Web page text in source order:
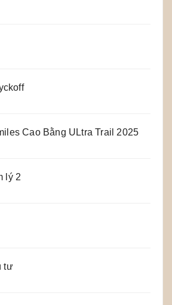
Cao Bằng ULtra Trail 2025
lý 2
tư